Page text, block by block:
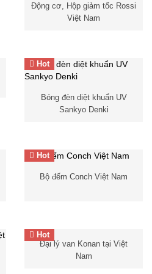
Van điện từ
Động cơ, Hộp giảm tốc Rossi
Việt Nam
Hot
Bóng đèn diệt khuẩn UV
Sankyo Denki
Hot
điều khiển nhiệt độ Conch
Bộ đếm Conch Việt Nam
Hot
Đại lý van Konan tại Việt
Đại lý van Konan tại Việt
Nam